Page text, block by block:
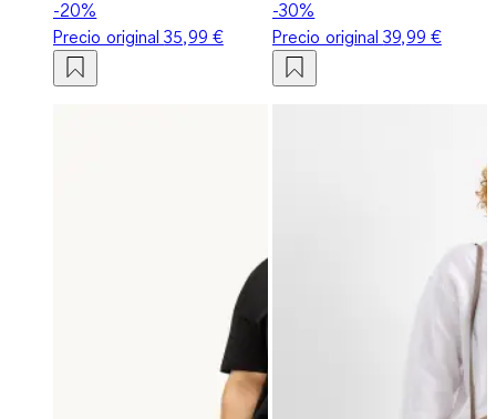
-20%
Precio original35,99 €
-30%
Precio original39,99 €